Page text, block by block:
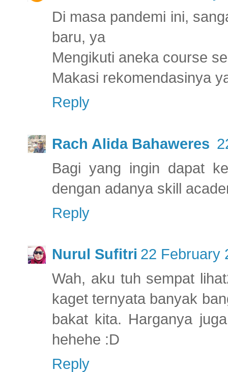
Di masa pandemi ini,
baru, ya
Mengikuti aneka course
Makasi rekomendasinya
Reply
Rach Alida Bahaweres
Bagi yang ingin dapat
dengan adanya skill
Reply
Nurul Sufitri 22 February
Wah, aku tuh sempat
kaget ternyata banyak
bakat kita. Harganya
hehehe :D
Reply